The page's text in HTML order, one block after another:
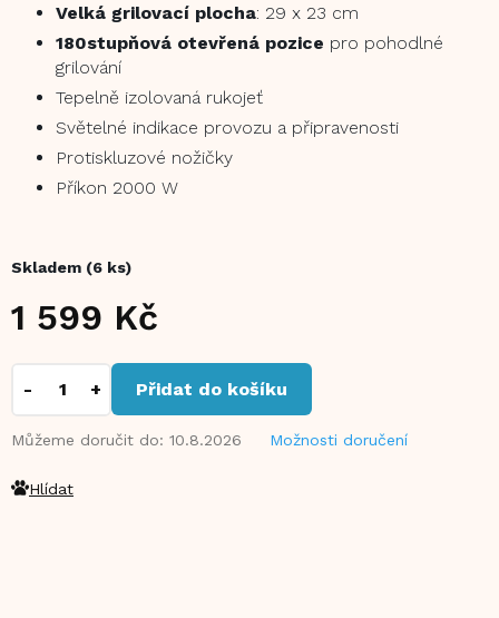
1 599 Kč
Skladem (6 ks)
Můžeme doručit do: 10.8.2026 Možnosti doručení
Přidat do košíku
Velká grilovací plocha: 29 x 23 cm
180stupňová otevřená pozice pro pohodlné
grilování
Tepelně izolovaná rukojeť
Světelné indikace provozu a připravenosti
Protiskluzové nožičky
Příkon 2000 W
Hlídat